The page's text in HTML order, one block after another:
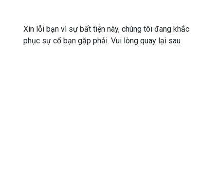
Xin lỗi bạn vì sự bất tiện này, chúng tôi đang khắc
phục sự cố bạn gặp phải. Vui lòng quay lại sau